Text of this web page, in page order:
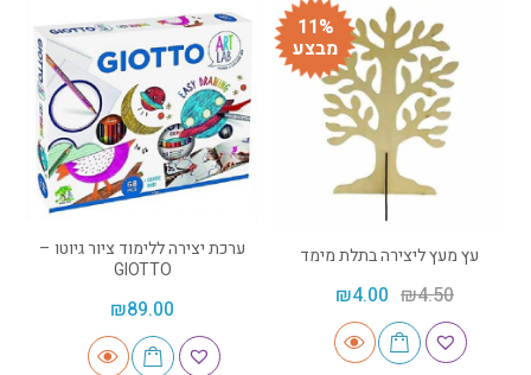
11%
מבצע
עץ מעץ ליצירה בתלת מימד
₪4.50
₪4.00
ערכת יצירה ללימוד ציור גיוטו –
GIOTTO
₪89.00